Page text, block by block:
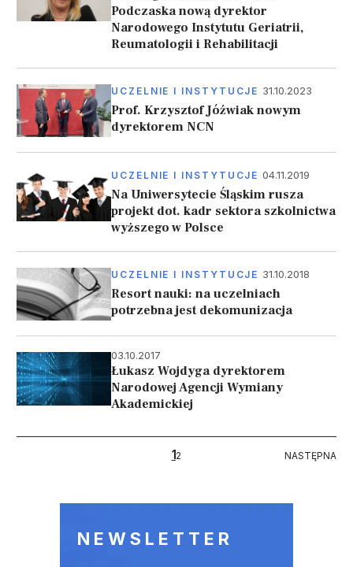
Podczaska nową dyrektor
Narodowego Instytutu Geriatrii,
Reumatologii i Rehabilitacji
UCZELNIE I INSTYTUCJE 31.10.2023
Prof. Krzysztof Jóźwiak nowym
dyrektorem NCN
UCZELNIE I INSTYTUCJE 04.11.2019
Na Uniwersytecie Śląskim rusza
projekt dot. kadr sektora szkolnictwa
wyższego w Polsce
UCZELNIE I INSTYTUCJE 31.10.2018
Resort nauki: na uczelniach
potrzebna jest dekomunizacja
03.10.2017
Łukasz Wojdyga dyrektorem
Narodowej Agencji Wymiany
Akademickiej
12 NASTĘPNA
NASTĘPNA
NEWSLETTER